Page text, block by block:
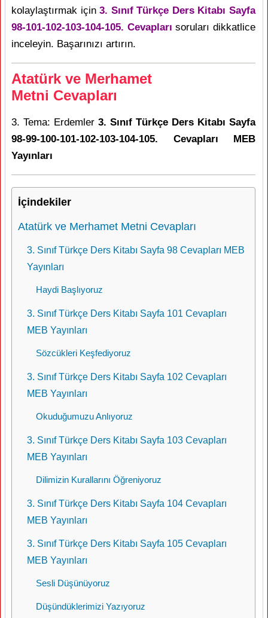
kolaylaştırmak için3. Sınıf Türkçe Ders Kitabı Sayfa
98-101-102-103-104-105. Cevapları soruları dikkatlice
inceleyin. Başarınızı artırın.
Atatürk ve Merhamet
Metni Cevapları
3. Tema: Erdemler 3. Sınıf Türkçe Ders Kitabı Sayfa
98-99-100-101-102-103-104-105. Cevapları MEB
Yayınları
İçindekiler
Atatürk ve Merhamet Metni Cevapları
3. Sınıf Türkçe Ders Kitabı Sayfa 98 Cevapları MEB
Yayınları
Haydi Başlıyoruz
3. Sınıf Türkçe Ders Kitabı Sayfa 101 Cevapları
MEB Yayınları
Sözcükleri Keşfediyoruz
3. Sınıf Türkçe Ders Kitabı Sayfa 102 Cevapları
MEB Yayınları
Okuduğumuzu Anlıyoruz
3. Sınıf Türkçe Ders Kitabı Sayfa 103 Cevapları
MEB Yayınları
Dilimizin Kurallarını Öğreniyoruz
3. Sınıf Türkçe Ders Kitabı Sayfa 104 Cevapları
MEB Yayınları
3. Sınıf Türkçe Ders Kitabı Sayfa 105 Cevapları
MEB Yayınları
Sesli Düşünüyoruz
Düşündüklerimizi Yazıyoruz